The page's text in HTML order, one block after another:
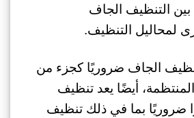
بين التنظيف الجاف
لمحاليل التنظيف.
الجاف ضروريًا كجزء من
أيضًا يعد تنظيف
ضروريًا بما في ذلك تنظيف